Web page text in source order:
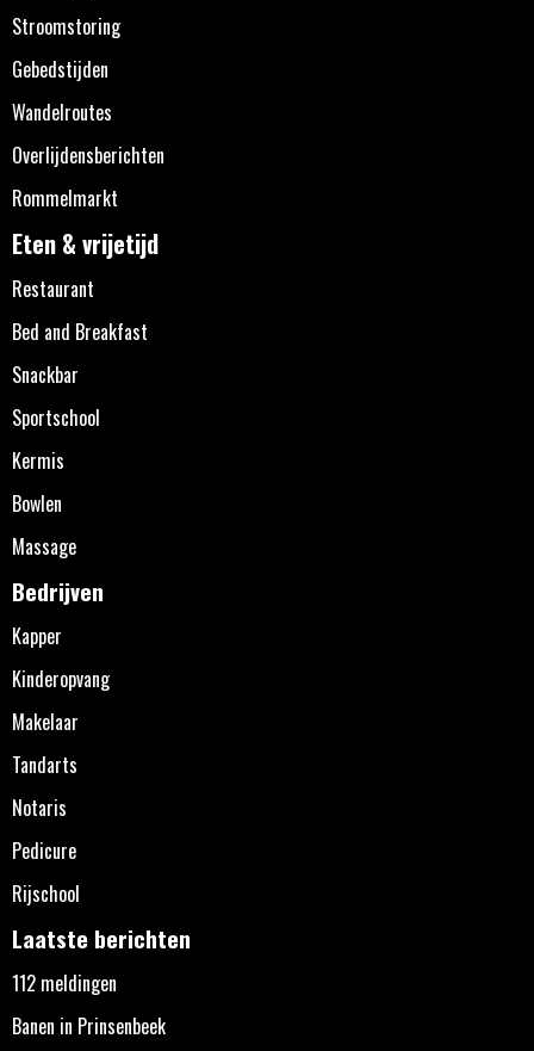
Stroomstoring
Gebedstijden
Wandelroutes
Overlijdensberichten
Rommelmarkt
Eten & vrijetijd
Restaurant
Bed and Breakfast
Snackbar
Sportschool
Kermis
Bowlen
Massage
Bedrijven
Kapper
Kinderopvang
Makelaar
Tandarts
Notaris
Pedicure
Rijschool
Laatste berichten
112 meldingen
Banen in Prinsenbeek